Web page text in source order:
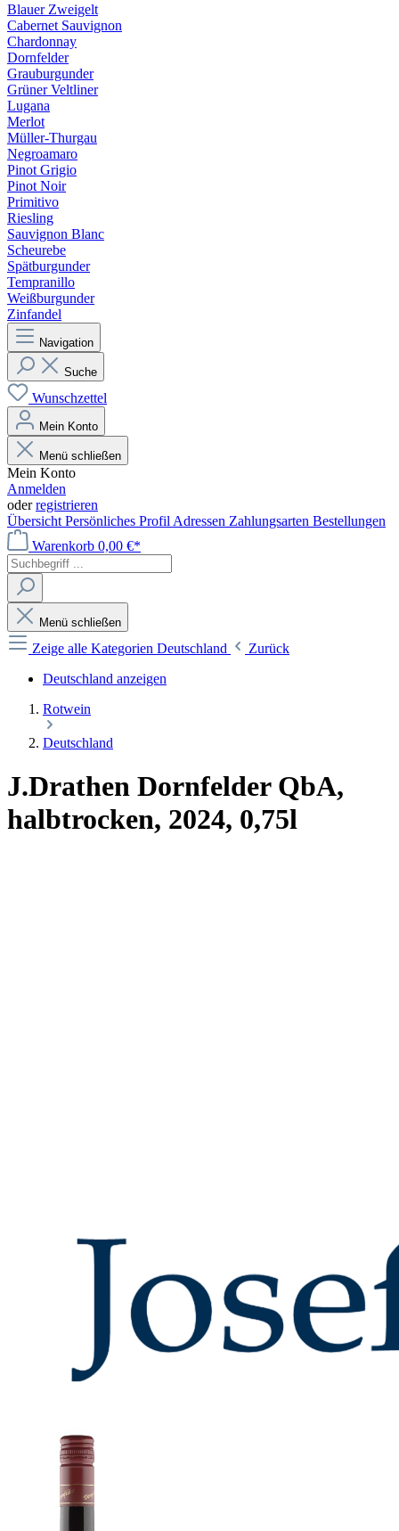
Blauer Zweigelt
Cabernet Sauvignon
Chardonnay
Dornfelder
Grauburgunder
Grüner Veltliner
Lugana
Merlot
Müller-Thurgau
Negroamaro
Pinot Grigio
Pinot Noir
Primitivo
Riesling
Sauvignon Blanc
Scheurebe
Spätburgunder
Tempranillo
Weißburgunder
Zinfandel
Navigation
Suche
Wunschzettel
Mein Konto
Menü schließen
Mein Konto
Anmelden
oderregistrieren
Übersicht Persönliches Profil Adressen Zahlungsarten Bestellungen
Warenkorb 0,00 €*
Menü schließen
Zeige alle Kategorien Deutschland
Zurück
Deutschland anzeigen
Rotwein
Deutschland
J.Drathen Dornfelder QbA,
halbtrocken, 2024, 0,75l